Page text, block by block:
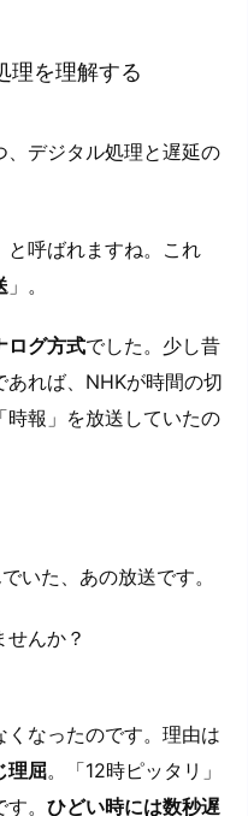
理を理解する
デジタル処理と遅延の
と呼ばれますね。これ
」。
ログ方式でした。少し昔
れば、NHKが時間の切
時報」を放送していたの
いた、あの放送です。
せんか？
なったのです。理由は
理屈。「12時ピッタリ」
。 ひどい時には数秒遅